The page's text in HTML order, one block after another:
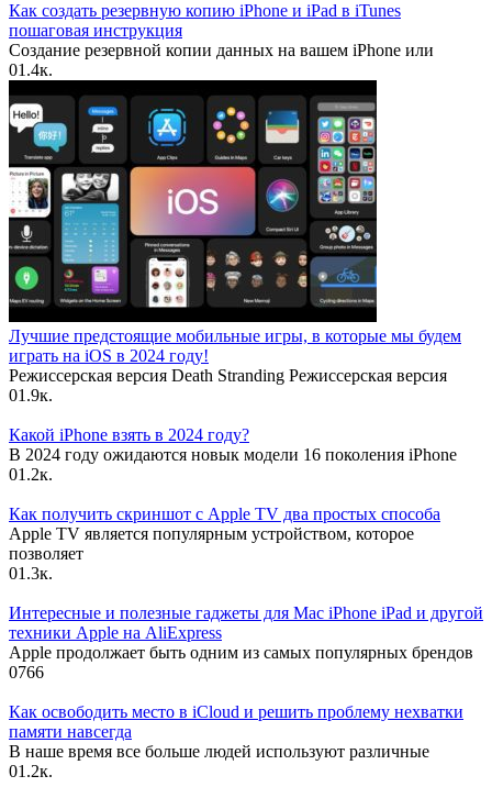
Как создать резервную копию iPhone и iPad в iTunes
пошаговая инструкция
Создание резервной копии данных на вашем iPhone или
01.4к.
Лучшие предстоящие мобильные игры, в которые мы будем
играть на iOS в 2024 году!
Режиссерская версия Death Stranding Режиссерская версия
01.9к.
Какой iPhone взять в 2024 году?
В 2024 году ожидаются новык модели 16 поколения iPhone
01.2к.
Как получить скриншот с Apple TV два простых способа
Apple TV является популярным устройством, которое
позволяет
01.3к.
Интересные и полезные гаджеты для Mac iPhone iPad и другой
техники Apple на AliExpress
Apple продолжает быть одним из самых популярных брендов
0766
Как освободить место в iCloud и решить проблему нехватки
памяти навсегда
В наше время все больше людей используют различные
01.2к.